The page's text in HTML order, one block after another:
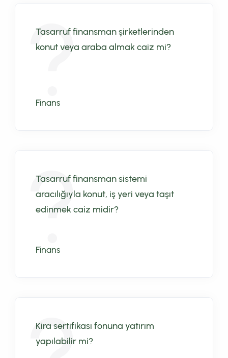
Tasarruf finansman şirketlerinden
konut veya araba almak caiz mi?
Finans
Tasarruf finansman sistemi
aracılığıyla konut, iş yeri veya taşıt
edinmek caiz midir?
Finans
Kira sertifikası fonuna yatırım
yapılabilir mi?